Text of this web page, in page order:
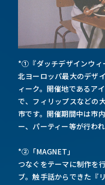
*①『ダッチデザインウィ
北ヨーロッパ最大のデザ
ィーク。開催地であるア
で、フィリップスなどの
市です。開催期間中は市
ー、パーティー等が行われ
*②「MAGNET」
つなぐをテーマに制作を
ブ。触手話からできた『